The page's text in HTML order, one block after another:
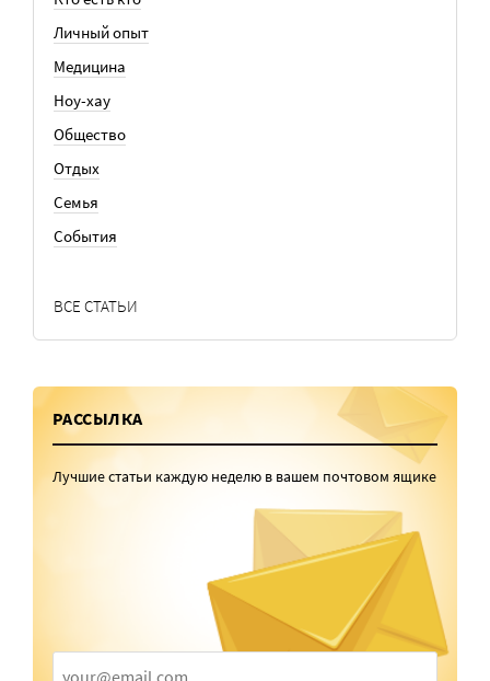
Личный опыт
Медицина
Ноу-хау
Общество
Отдых
Семья
События
ВСЕ СТАТЬИ
РАССЫЛКА
Лучшие статьи каждую неделю в вашем почтовом ящике